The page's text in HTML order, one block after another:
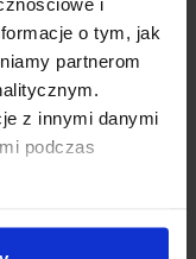
o tym, jak
partnerom
z innymi danymi
podczas